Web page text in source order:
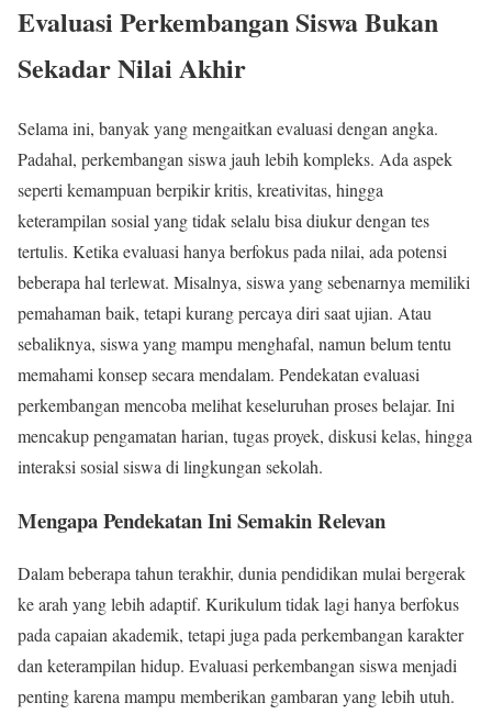
Evaluasi Perkembangan Siswa Bukan
Sekadar Nilai Akhir
Selama ini, banyak yang mengaitkan evaluasi dengan angka.
Padahal, perkembangan siswa jauh lebih kompleks. Ada aspek
seperti kemampuan berpikir kritis, kreativitas, hingga
keterampilan sosial yang tidak selalu bisa diukur dengan tes
tertulis. Ketika evaluasi hanya berfokus pada nilai, ada potensi
beberapa hal terlewat. Misalnya, siswa yang sebenarnya memiliki
pemahaman baik, tetapi kurang percaya diri saat ujian. Atau
sebaliknya, siswa yang mampu menghafal, namun belum tentu
memahami konsep secara mendalam. Pendekatan evaluasi
perkembangan mencoba melihat keseluruhan proses belajar. Ini
mencakup pengamatan harian, tugas proyek, diskusi kelas, hingga
interaksi sosial siswa di lingkungan sekolah.
Mengapa Pendekatan Ini Semakin Relevan
Dalam beberapa tahun terakhir, dunia pendidikan mulai bergerak
ke arah yang lebih adaptif. Kurikulum tidak lagi hanya berfokus
pada capaian akademik, tetapi juga pada perkembangan karakter
dan keterampilan hidup. Evaluasi perkembangan siswa menjadi
penting karena mampu memberikan gambaran yang lebih utuh.